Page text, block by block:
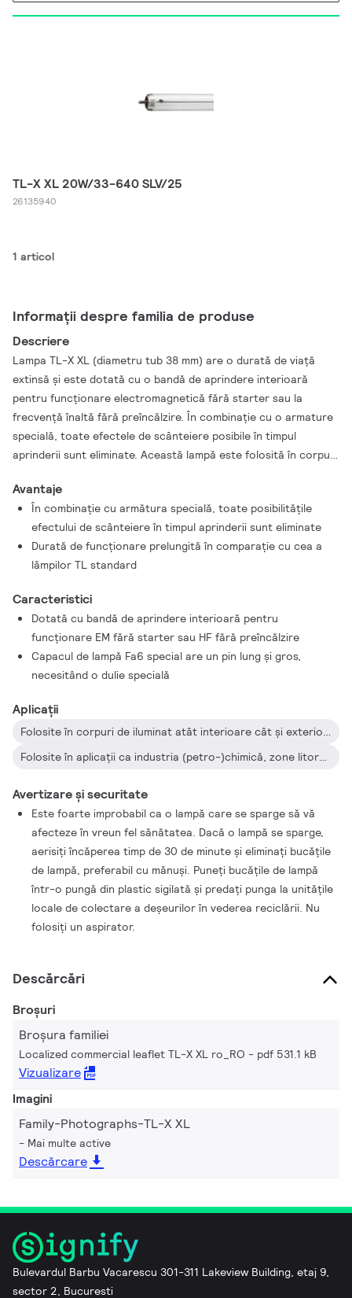
TL-X XL 20W/33-640 SLV/25
26135940
1 articol
Informații despre familia de produse
Descriere
Lampa TL-X XL (diametru tub 38 mm) are o durată de viaţă
extinsă şi este dotată cu o bandă de aprindere interioară
pentru funcţionare electromagnetică fără starter sau la
frecvenţă înaltă fără preîncălzire. În combinaţie cu o armature
specială, toate efectele de scânteiere posibile în timpul
aprinderii sunt eliminate. Această lampă este folosită în corpuri
pentru interior şi exterior, de exemplu, în industria
(petro)chimică, în larg, în exploatări miniere şi în orice locaţie în
care se pot găsi urme de gaze explozive.
Avantaje
În combinaţie cu armătura specială, toate posibilităţile
efectului de scânteiere în timpul aprinderii sunt eliminate
Durată de funcţionare prelungită în comparaţie cu cea a
lămpilor TL standard
Caracteristici
Dotată cu bandă de aprindere interioară pentru
funcţionare EM fără starter sau HF fără preîncălzire
Capacul de lampă Fa6 special are un pin lung şi gros,
necesitând o dulie specială
Aplicații
Folosite în corpuri de iluminat atât interioare cât şi exterioare, antideflagrante şi de siguranţă sporită
Folosite în aplicaţii ca industria (petro-)chimică, zone litorale, exploatări miniere şi oricare alt loc unde poate apărea pericolul emisiei de gaze explozive
Avertizare și securitate
Este foarte improbabil ca o lampă care se sparge să vă
afecteze în vreun fel sănătatea. Dacă o lampă se sparge,
aerisiţi încăperea timp de 30 de minute şi eliminaţi bucăţile
de lampă, preferabil cu mănuşi. Puneţi bucăţile de lampă
într-o pungă din plastic sigilată şi predaţi punga la unităţile
locale de colectare a deşeurilor în vederea reciclării. Nu
folosiţi un aspirator.
Descărcări
Broșuri
Broșura familiei
Localized commercial leaflet TL-X XL ro_RO pdf 531.1 kB
Vizualizare
Imagini
Family-Photographs-TL-X XL
Mai multe active
Descărcare
Bulevardul Barbu Vacarescu 301-311 Lakeview Building, etaj 9,
sector 2, Bucuresti